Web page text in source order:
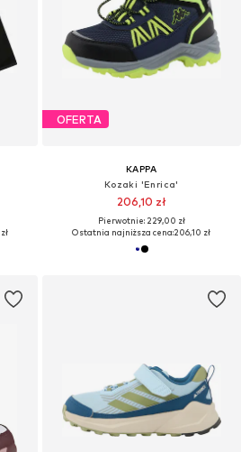
OFERTA
KAPPA
Kozaki 'Enrica'
206,10 zł
Pierwotnie: 229,00 zł
Ostatnia najniższa cena:206,10 zł